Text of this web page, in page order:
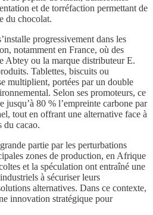
et de torréfaction permettant de
du chocolat.
progressivement dans les
notamment en France, où des
Abtey ou la marque distributeur E.
Tablettes, biscuits ou
multiplient, portées par un double
Selon ses promoteurs, ce
jusqu’à 80 % l’empreinte carbone par
tout en offrant une alternative face à
du cacao.
partie par les perturbations
zones de production, en Afrique
et la spéculation ont entraîné une
à sécuriser leurs
alternatives. Dans ce contexte,
innovation stratégique pour